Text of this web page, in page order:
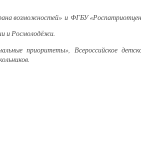
возможностей» и ФГБУ
и Росмолодёжи.
приоритеты», Всероссийское